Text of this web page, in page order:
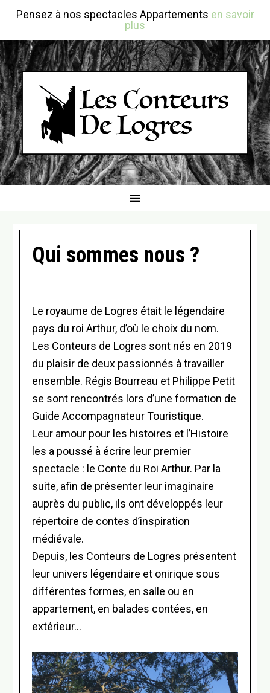
navigation
principale
principal
de
page
Pensez à nos spectacles Appartements en savoir
plus
Qui sommes nous ?
Le royaume de Logres était le légendaire
pays du roi Arthur, d’où le choix du nom.
Les Conteurs de Logres sont nés en 2019
du plaisir de deux passionnés à travailler
ensemble. Régis Bourreau et Philippe Petit
se sont rencontrés lors d’une formation de
Guide Accompagnateur Touristique.
Leur amour pour les histoires et l’Histoire
les a poussé à écrire leur premier
spectacle : le Conte du Roi Arthur. Par la
suite, afin de présenter leur imaginaire
auprès du public, ils ont développés leur
répertoire de contes d’inspiration
médiévale.
Depuis, les Conteurs de Logres présentent
leur univers légendaire et onirique sous
différentes formes, en salle ou en
appartement, en balades contées, en
extérieur…